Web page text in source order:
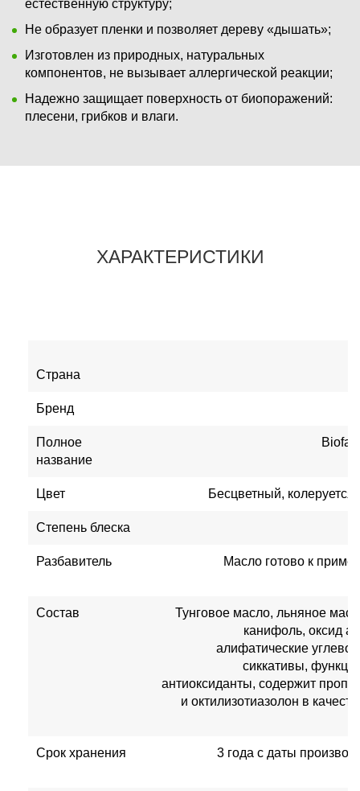
естественную структуру;
Не образует пленки и позволяет дереву «дышать»;
Изготовлен из природных, натуральных
компонентов, не вызывает аллергической реакции;
Надежно защищает поверхность от биопоражений:
плесени, грибков и влаги.
ХАРАКТЕРИСТИКИ
Страна
Бренд
Полное
название
Biofa
Цвет Бесцветный,
Степень блеска
Разбавитель Масло готово к
Состав
Тунговое масло, льняное
канифоль, оксид
алифатические
сиккативы,
антиоксиданты, содержит
и октилизотиазолон в
Срок хранения
3 года с даты